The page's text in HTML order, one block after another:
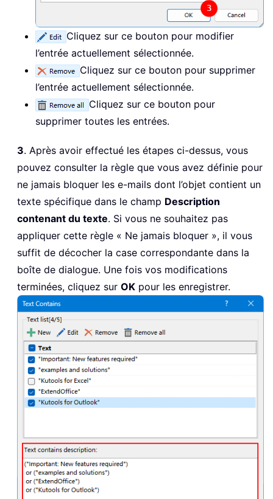
Cliquez sur ce bouton pour modifier
l’entrée actuellement sélectionnée.
Cliquez sur ce bouton pour supprimer
l’entrée actuellement sélectionnée.
Cliquez sur ce bouton pour
supprimer toutes les entrées.
3. Après avoir effectué les étapes ci-dessus, vous
pouvez consulter la règle que vous avez définie pour
ne jamais bloquer les e-mails dont l’objet contient un
texte spécifique dans le champ Description
contenant du texte. Si vous ne souhaitez pas
appliquer cette règle « Ne jamais bloquer », il vous
suffit de décocher la case correspondante dans la
boîte de dialogue. Une fois vos modifications
terminées, cliquez sur OK pour les enregistrer.